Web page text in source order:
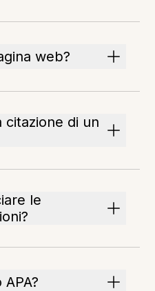
web?
citazione di un
le